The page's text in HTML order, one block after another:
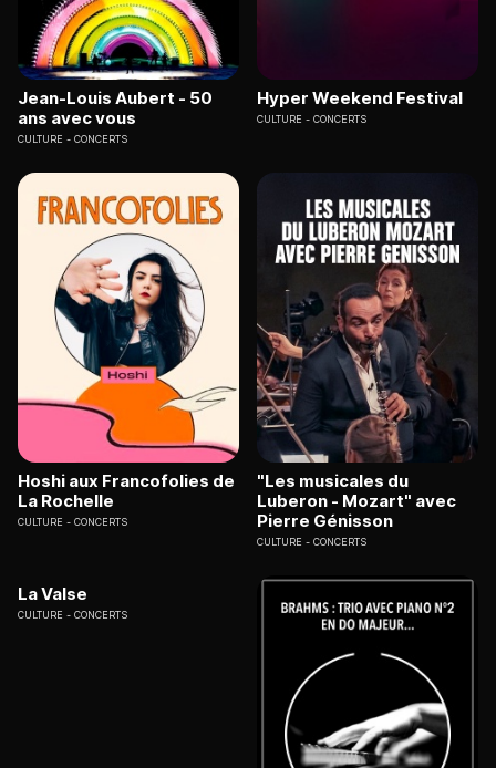
Jean-Louis Aubert - 50
ans avec vous
CULTURE CONCERTS
Hyper Weekend Festival
CULTURE CONCERTS
Hoshi aux Francofolies de
La Rochelle
CULTURE CONCERTS
"Les musicales du
Luberon - Mozart" avec
Pierre Génisson
CULTURE CONCERTS
La Valse
CULTURE CONCERTS